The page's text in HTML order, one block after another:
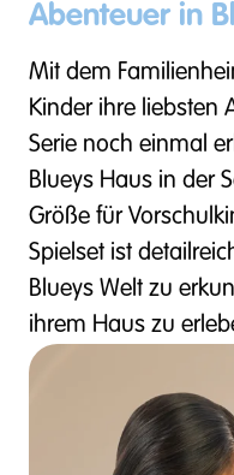
Abenteuer in
Mit dem
Kinder ihre liebsten
Serie noch einmal
Blueys Haus in der
Größe für
Spielset ist
Blueys Welt zu
ihrem Haus zu